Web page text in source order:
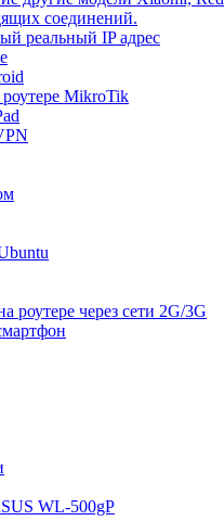
соединений.
реальный IP адрес
MikroTik
роутере через сети 2G/3G
WL-500gP